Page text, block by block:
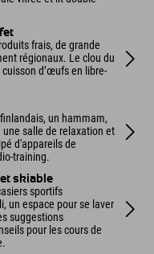
frais, de grande
régionaux. Le clou du
d’œufs en libre-
un hammam,
salle de relaxation et
d'appareils de
training.
skiable
sportifs
un espace pour se laver
suggestions
pour les cours de